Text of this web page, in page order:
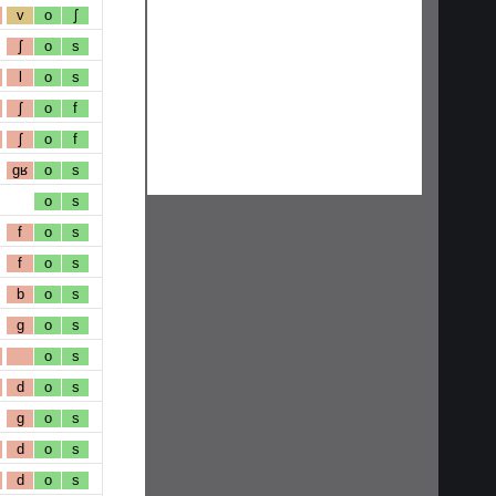
v o ʃ
ʃ o s
l o s
ʃ o f
ʃ o f
gʁ o s
o s
f o s
f o s
b o s
g o s
o s
d o s
g o s
d o s
d o s